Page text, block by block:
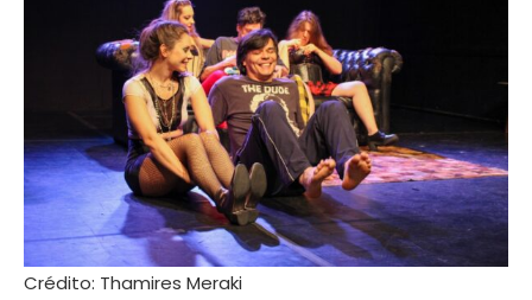
Crédito: Thamires Meraki